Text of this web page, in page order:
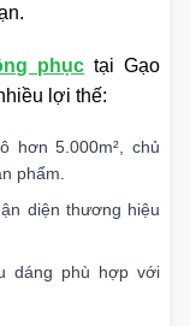
phục tại Gạo
lợi thế:
hơn 5.000m², chủ
phẩm.
diện thương hiệu
dáng phù hợp với